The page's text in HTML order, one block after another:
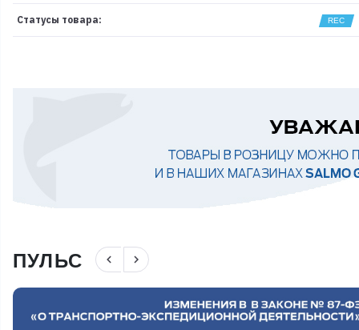
Статусы товара:
ПУЛЬС navigate_before navigate_next